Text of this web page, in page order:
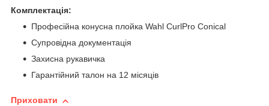
Комплектація:
Професійна конусна плойка Wahl CurlPro Conical
Супровідна документація
Захисна рукавичка
Гарантійний талон на 12 місяців
Приховати